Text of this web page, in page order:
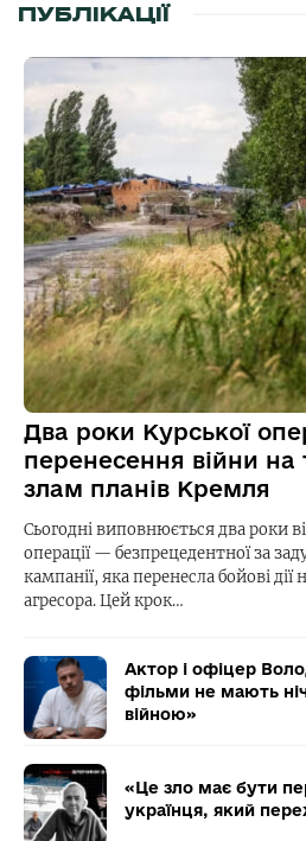
ПУБЛІКАЦІЇ
Два роки Курської
перенесення війни
злам планів Кремля
Сьогодні виповнюється два роки
операції — безпрецедентної за
кампанії, яка перенесла бойові
агресора. Цей крок…
Актор і офіцер
фільми не мають
війною»
«Це зло має бути
українця, який